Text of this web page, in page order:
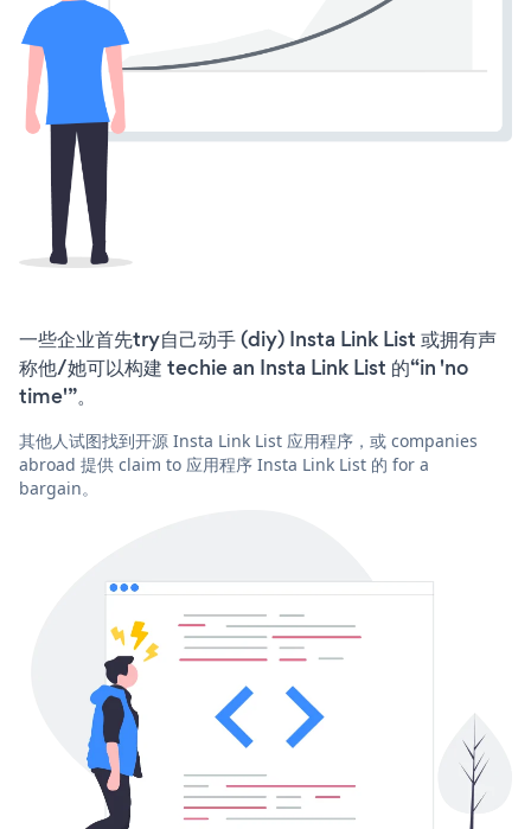
一些企业首先try自己动手 (diy) Insta Link List 或拥有声
称他/她可以构建 techie an Insta Link List 的“in 'no
time'”。
其他人试图找到开源 Insta Link List 应用程序，或 companies
abroad 提供 claim to 应用程序 Insta Link List 的 for a
bargain。